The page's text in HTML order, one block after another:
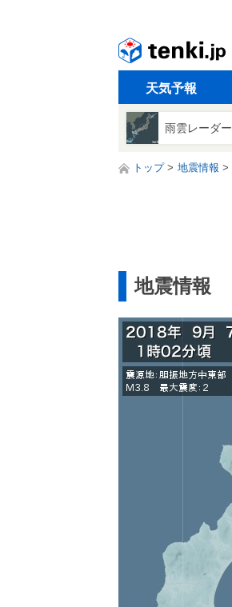
天気予報
雨雲レーダー
トップ 地震情報
地震情報